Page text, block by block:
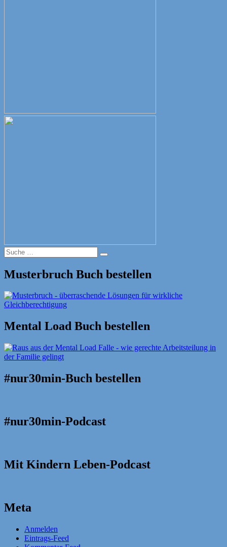
Suche
nach:
Suche
Musterbruch Buch bestellen
Mental Load Buch bestellen
#nur30min-Buch bestellen
#nur30min-Podcast
Mit Kindern Leben-Podcast
Meta
Anmelden
Eintrags-Feed